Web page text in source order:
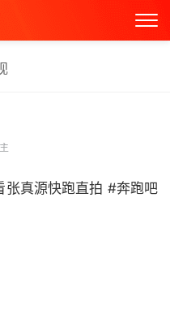
真源快跑直拍 #奔跑吧